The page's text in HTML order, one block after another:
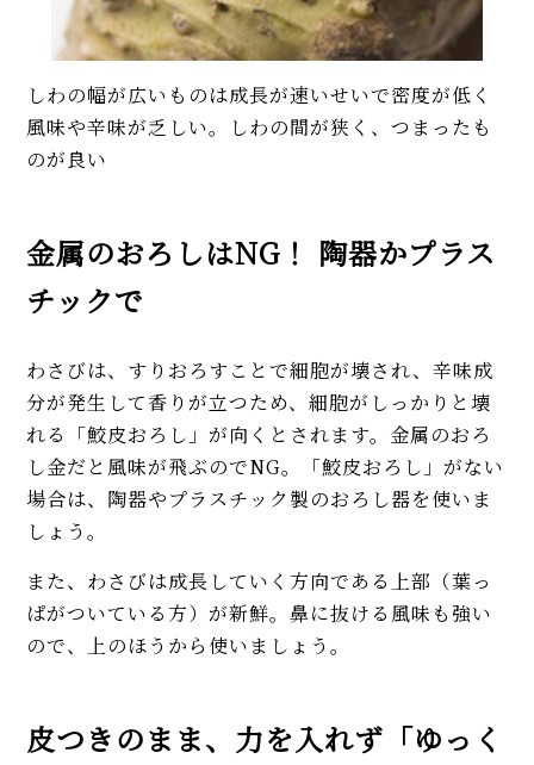
しわの幅が広いものは成長が速いせいで密度が低く
風味や辛味が乏しい。しわの間が狭く、つまったも
のが良い
金属のおろしはNG！ 陶器かプラス
チックで
わさびは、すりおろすことで細胞が壊され、辛味成
分が発生して香りが立つため、細胞がしっかりと壊
れる「鮫皮おろし」が向くとされます。金属のおろ
し金だと風味が飛ぶのでNG。「鮫皮おろし」がない
場合は、陶器やプラスチック製のおろし器を使いま
しょう。
また、わさびは成長していく方向である上部（葉っ
ぱがついている方）が新鮮。鼻に抜ける風味も強い
ので、上のほうから使いましょう。
皮つきのまま、力を入れず「ゆっく